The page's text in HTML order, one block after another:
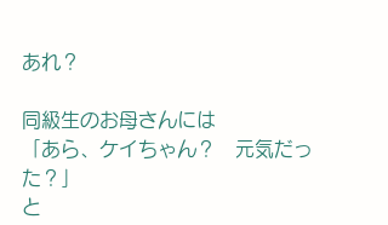
あれ？
同級生のお母さんには
「あら、ケイちゃん？　元気だっ
た？」
と